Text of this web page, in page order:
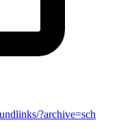
?archive=sch